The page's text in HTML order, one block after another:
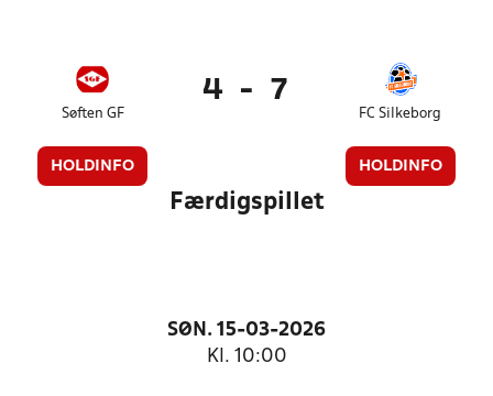
Søften GF
HOLDINFO
4 - 7
FC Silkeborg
HOLDINFO
Færdigspillet
SØN. 15-03-2026
Kl. 10:00